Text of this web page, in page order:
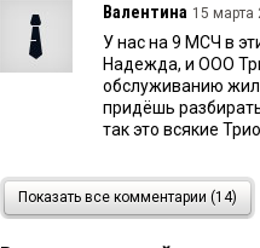
Валентина 15 марта
У нас на 9 МСЧ в
Надежда, и ООО
обслуживанию
придёшь
так это всякие
Марина 15 марта
Светлана Все
Показать все комментарии (14)